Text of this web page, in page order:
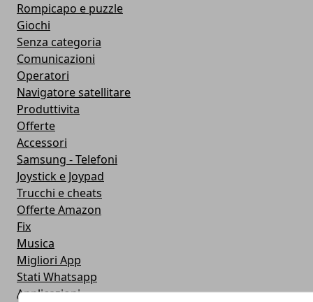
Rompicapo e puzzle
Giochi
Senza categoria
Comunicazioni
Operatori
Navigatore satellitare
Produttivita
Offerte
Accessori
Samsung - Telefoni
Joystick e Joypad
Trucchi e cheats
Offerte Amazon
Fix
Musica
Migliori App
Stati Whatsapp
Applicazioni